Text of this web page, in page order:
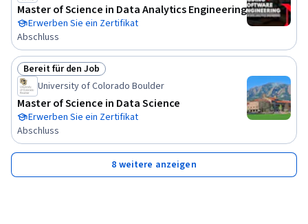
Master of Science in Data Analytics Engineering
Erwerben Sie ein Zertifikat
Abschluss
Status: Bereit für den Job
Bereit für den Job
University of Colorado Boulder
Master of Science in Data Science
Erwerben Sie ein Zertifikat
Abschluss
8 weitere anzeigen